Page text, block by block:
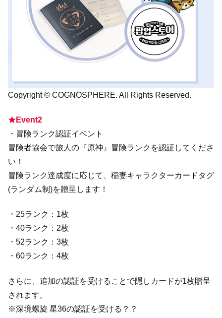
Copyright © COGNOSPHERE. All Rights Reserved.
★Event2
・冒険ランク認証イベント
冒険者協会で旅人の『原神』冒険ランクを認証してくださ
い！
冒険ランク達成度に応じて、稲妻キャラクターカードタグ
(ランダム制)を贈呈します！
・25ランク：1枚
・40ランク：2枚
・52ランク：3枚
・60ランク：4枚
さらに、追加の認証を受けることで隠しカードが1枚贈呈
されます。
※深境螺旋 星36の認証を受ける？？